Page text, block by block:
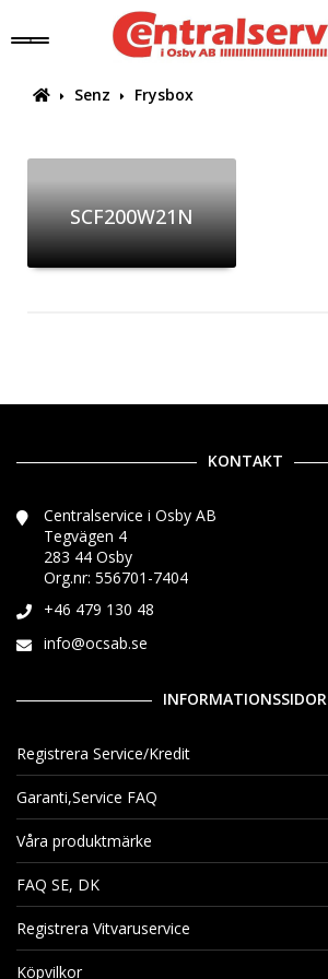
Senz Frysbox
SCF200W21N
KONTAKT
Centralservice i Osby AB
Tegvägen 4
283 44 Osby
Org.nr: 556701-7404
+46 479 130 48
info@ocsab.se
INFORMATIONSSIDOR
Registrera Service/Kredit
Garanti,Service FAQ
Våra produktmärke
FAQ SE, DK
Registrera Vitvaruservice
Köpvilkor